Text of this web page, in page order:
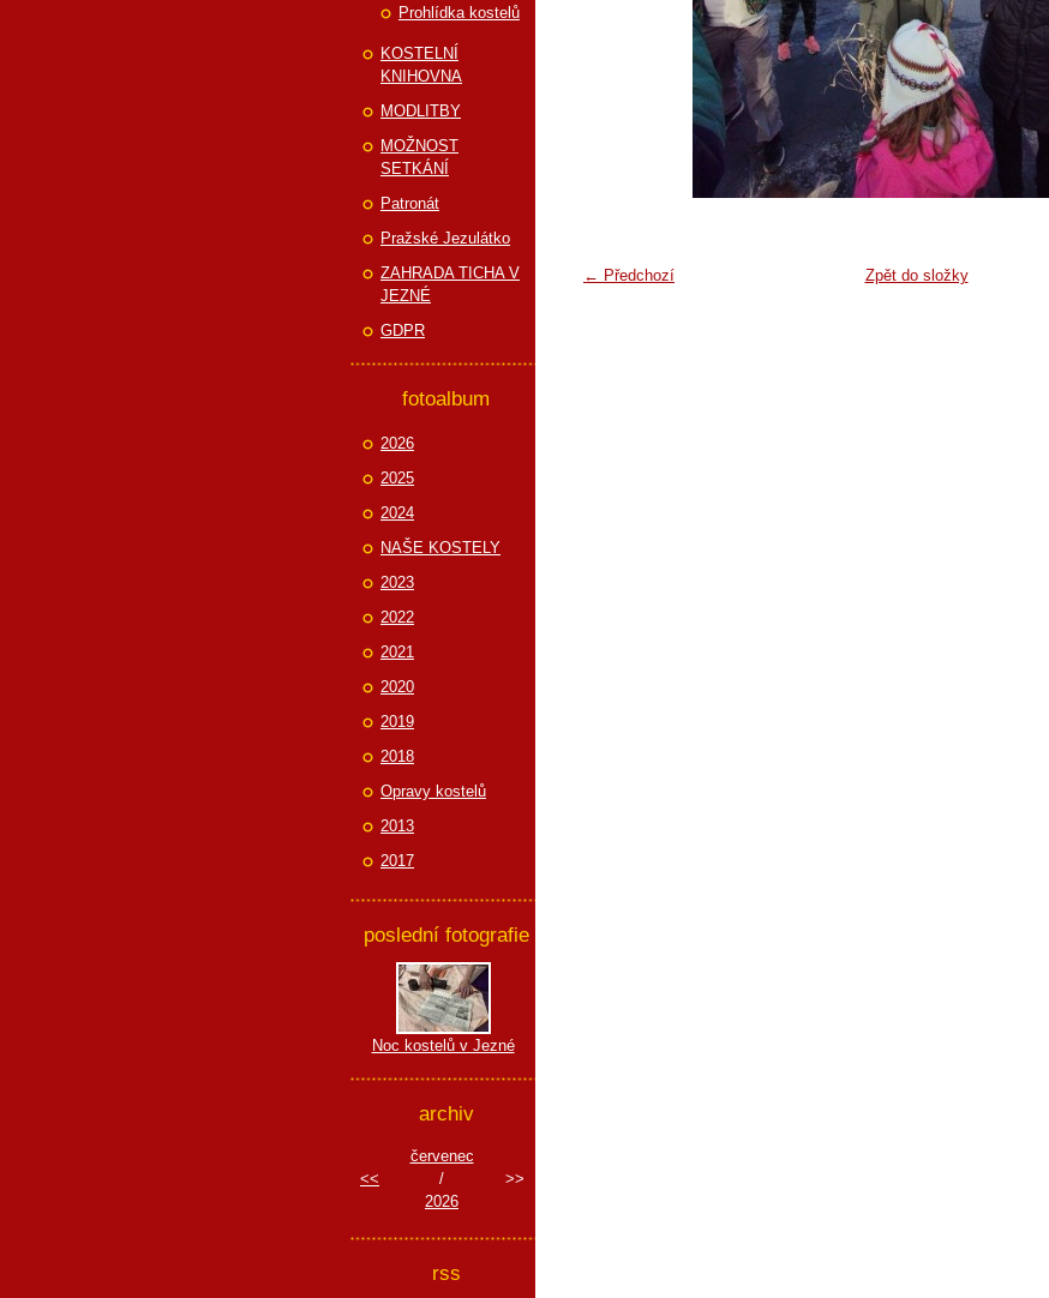
← Předchozí Zpět do složky
Prohlídka kostelů
KOSTELNÍ
KNIHOVNA
MODLITBY
MOŽNOST
SETKÁNÍ
Patronát
Pražské Jezulátko
ZAHRADA TICHA V
JEZNÉ
GDPR
fotoalbum
2026
2025
2024
NAŠE KOSTELY
2023
2022
2021
2020
2019
2018
Opravy kostelů
2013
2017
poslední fotografie
Noc kostelů v Jezné
archiv
<<
červenec
/
2026
>>
rss